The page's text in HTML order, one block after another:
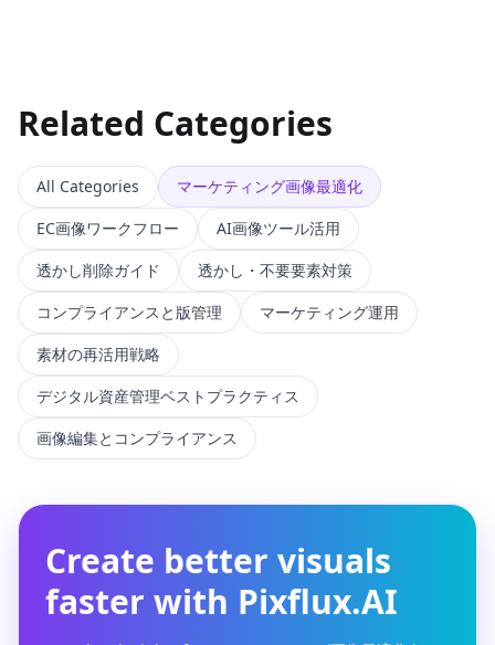
Related Categories
All Categories
マーケティング画像最適化
EC画像ワークフロー
AI画像ツール活用
透かし削除ガイド
透かし・不要要素対策
コンプライアンスと版管理
マーケティング運用
素材の再活用戦略
デジタル資産管理ベストプラクティス
画像編集とコンプライアンス
Create better visuals
faster with Pixflux.AI